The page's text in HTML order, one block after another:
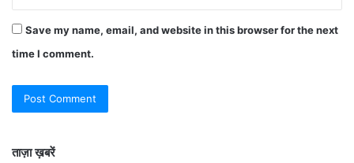
Save my name, email, and website in this browser for the next
time I comment.
ताज़ा ख़बरें